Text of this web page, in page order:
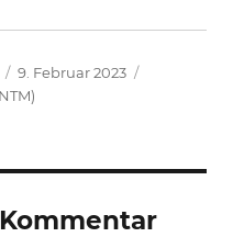
Veröffentlicht
am
9. Februar 2023